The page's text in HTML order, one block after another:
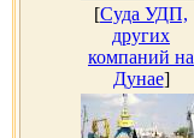
[Суда УДП,
других
компаний на
Дунае]